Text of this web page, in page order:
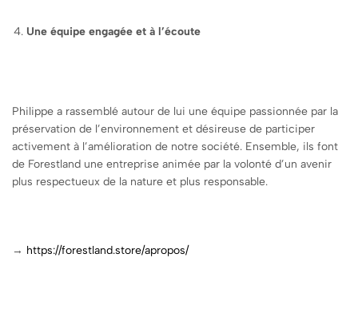
Une équipe engagée et à l’écoute
Philippe a rassemblé autour de lui une équipe passionnée par la
préservation de l’environnement et désireuse de participer
activement à l’amélioration de notre société. Ensemble, ils font
de Forestland une entreprise animée par la volonté d’un avenir
plus respectueux de la nature et plus responsable.
→ https://forestland.store/apropos/